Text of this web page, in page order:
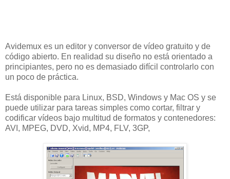
Avidemux es un editor y conversor de vídeo gratuito y de
código abierto. En realidad su diseño no está orientado a
principiantes, pero no es demasiado difícil controlarlo con
un poco de práctica.
Está disponible para Linux, BSD, Windows y Mac OS y se
puede utilizar para tareas simples como cortar, filtrar y
codificar vídeos bajo multitud de formatos y contenedores:
AVI, MPEG, DVD, Xvid, MP4, FLV, 3GP,